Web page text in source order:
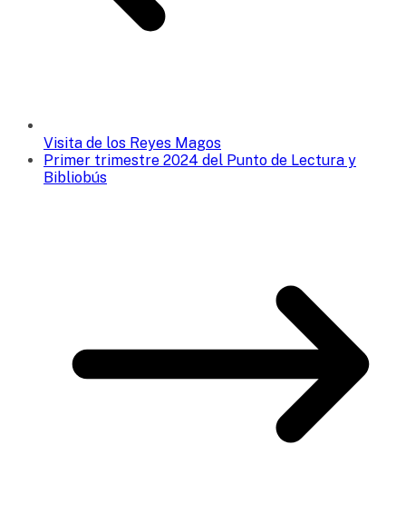
Visita de los Reyes Magos
Primer trimestre 2024 del Punto de Lectura y
Bibliobús